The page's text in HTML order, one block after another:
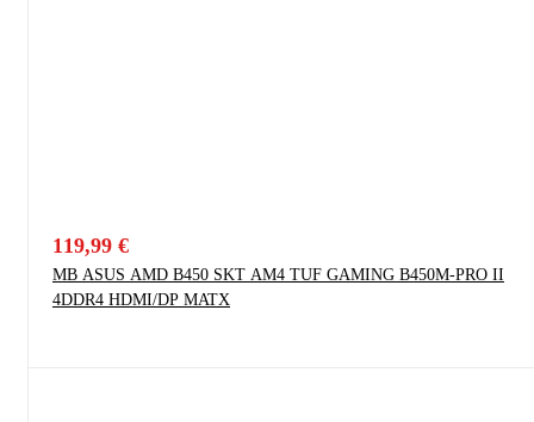
119,99 €
MB ASUS AMD B450 SKT AM4 TUF GAMING B450M-PRO II
4DDR4 HDMI/DP MATX